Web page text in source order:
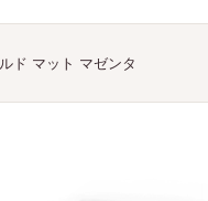
ド マット マゼンタ